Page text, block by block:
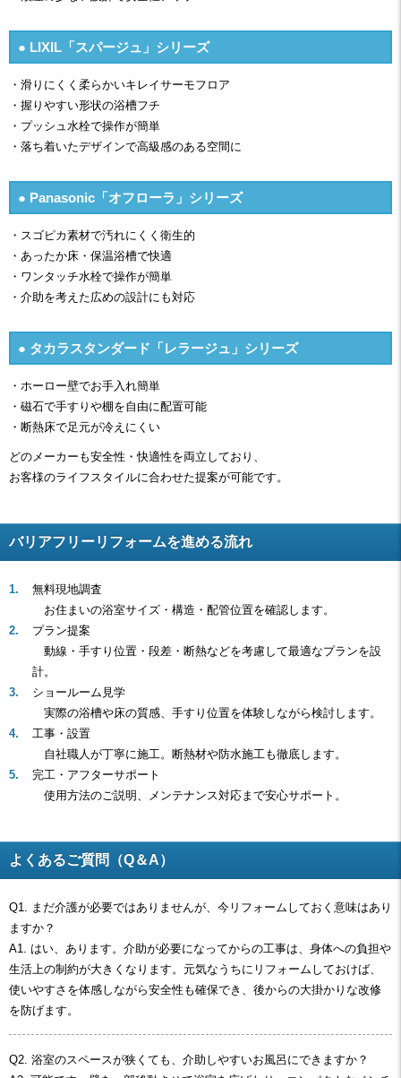
● LIXIL「スパージュ」シリーズ
・滑りにくく柔らかいキレイサーモフロア
・握りやすい形状の浴槽フチ
・プッシュ水栓で操作が簡単
・落ち着いたデザインで高級感のある空間に
● Panasonic「オフローラ」シリーズ
・スゴピカ素材で汚れにくく衛生的
・あったか床・保温浴槽で快適
・ワンタッチ水栓で操作が簡単
・介助を考えた広めの設計にも対応
● タカラスタンダード「レラージュ」シリーズ
・ホーロー壁でお手入れ簡単
・磁石で手すりや棚を自由に配置可能
・断熱床で足元が冷えにくい
どのメーカーも安全性・快適性を両立しており、
お客様のライフスタイルに合わせた提案が可能です。
バリアフリーリフォームを進める流れ
無料現地調査
お住まいの浴室サイズ・構造・配管位置を確認します。
プラン提案
動線・手すり位置・段差・断熱などを考慮して最適なプランを設
計。
ショールーム見学
実際の浴槽や床の質感、手すり位置を体験しながら検討します。
工事・設置
自社職人が丁寧に施工。断熱材や防水施工も徹底します。
完工・アフターサポート
使用方法のご説明、メンテナンス対応まで安心サポート。
よくあるご質問（Q＆A）
Q1. まだ介護が必要ではありませんが、今リフォームしておく意味はあり
ますか？
A1. はい、あります。介助が必要になってからの工事は、身体への負担や
生活上の制約が大きくなります。元気なうちにリフォームしておけば、
使いやすさを体感しながら安全性も確保でき、後からの大掛かりな改修
を防げます。
Q2. 浴室のスペースが狭くても、介助しやすいお風呂にできますか？